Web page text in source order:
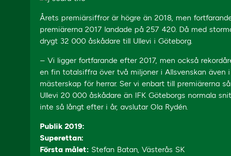
Årets premiärsiffror är högre än 2018, men
premiärerna 2017 landade på 257 420. Då med
drygt 32 000 åskådare till Ullevi i Göteborg.
– Vi ligger fortfarande efter 2017, men också
en fin totalsiffra över två miljoner i Allsvenskan även
mästerskap för herrar. Ser vi enbart till premiärerna
Ullevi 20 000 åskådare än IFK Göteborgs normala
inte så långt efter i år, avslutar Ola Rydén.
Publik 2019:
Superettan:
Första målet: Stefan Batan, Västerås SK